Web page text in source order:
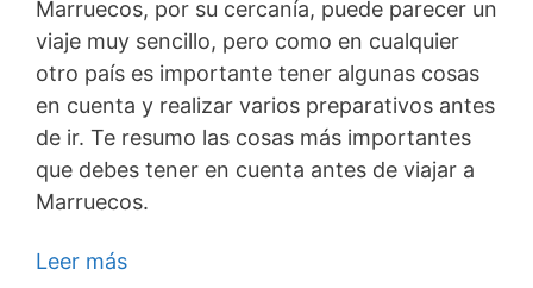
Marruecos, por su cercanía, puede parecer un
viaje muy sencillo, pero como en cualquier
otro país es importante tener algunas cosas
en cuenta y realizar varios preparativos antes
de ir. Te resumo las cosas más importantes
que debes tener en cuenta antes de viajar a
Marruecos.
Leer más